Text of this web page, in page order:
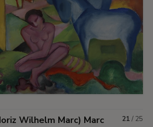
Wilhelm Marc) Marc 21 / 25